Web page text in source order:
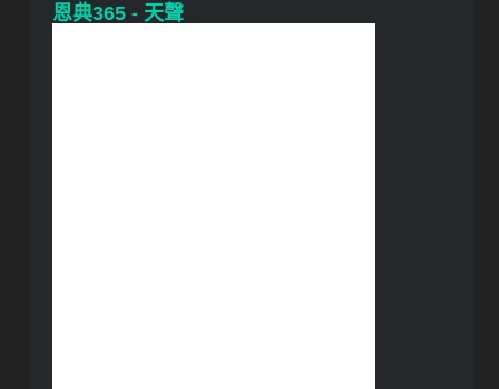
恩典365 - 天聲